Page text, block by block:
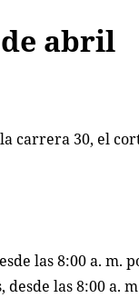
abril
carrera 30, el
las 8:00 a.
las 8:00 a.